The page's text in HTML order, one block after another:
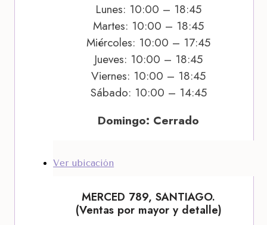
Lunes: 10:00 – 18:45
Martes: 10:00 – 18:45
Miércoles: 10:00 – 17:45
Jueves: 10:00 – 18:45
Viernes: 10:00 – 18:45
Sábado: 10:00 – 14:45
Domingo: Cerrado
Ver ubicación
MERCED 789, SANTIAGO.
(Ventas por mayor y detalle)